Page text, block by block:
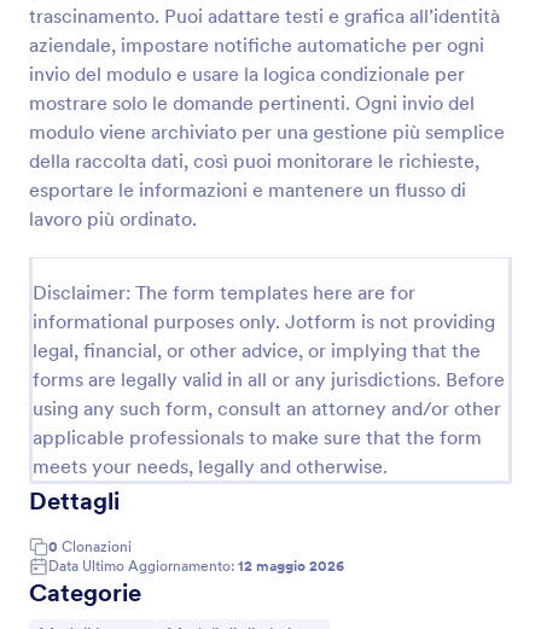
trascinamento. Puoi adattare testi e grafica all’identità
aziendale, impostare notifiche automatiche per ogni
invio del modulo e usare la logica condizionale per
mostrare solo le domande pertinenti. Ogni invio del
modulo viene archiviato per una gestione più semplice
della raccolta dati, così puoi monitorare le richieste,
esportare le informazioni e mantenere un flusso di
lavoro più ordinato.
Disclaimer: The form templates here are for
informational purposes only. Jotform is not providing
legal, financial, or other advice, or implying that the
forms are legally valid in all or any jurisdictions. Before
using any such form, consult an attorney and/or other
applicable professionals to make sure that the form
meets your needs, legally and otherwise.
Dettagli
0 Clonazioni
Data Ultimo Aggiornamento: 12 maggio 2026
Categorie
Modulo Di Domanda Di Lavoro
Un tipico modulo di domanda di lavoro che ti aiuta a
raccogliere tutte le informazioni personali e di
chiedere loro di caricare i file necessari; e raccogli
dati preziosi per la tua attività chiedendo ai candidati
come hanno sentito parlare di te. Con molti altri
strumenti e widget personalizzabili, crea il tuo
modulo usando questo come base.
Go to Category:
Moduli Risorse Umane
Usa Template
Anteprima